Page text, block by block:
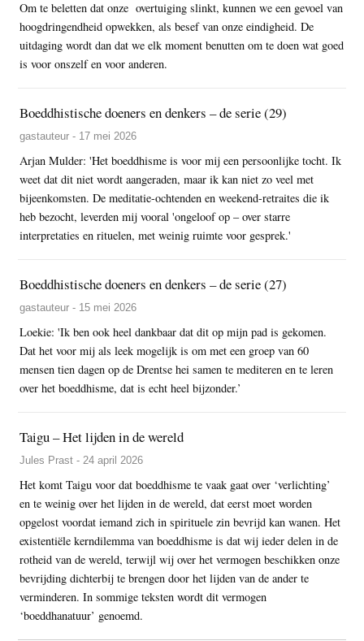
Om te beletten dat onze overtuiging slinkt, kunnen we een gevoel van
hoogdringendheid opwekken, als besef van onze eindigheid. De
uitdaging wordt dan dat we elk moment benutten om te doen wat goed
is voor onszelf en voor anderen.
Boeddhistische doeners en denkers – de serie (29)
gastauteur - 17 mei 2026
Arjan Mulder: 'Het boeddhisme is voor mij een persoonlijke tocht. Ik
weet dat dit niet wordt aangeraden, maar ik kan niet zo veel met
bijeenkomsten. De meditatie-ochtenden en weekend-retraites die ik
heb bezocht, leverden mij vooral 'ongeloof op – over starre
interpretaties en rituelen, met weinig ruimte voor gesprek.'
Boeddhistische doeners en denkers – de serie (27)
gastauteur - 15 mei 2026
Loekie: 'Ik ben ook heel dankbaar dat dit op mijn pad is gekomen.
Dat het voor mij als leek mogelijk is om met een groep van 60
mensen tien dagen op de Drentse hei samen te mediteren en te leren
over het boeddhisme, dat is echt heel bijzonder.’
Taigu – Het lijden in de wereld
Jules Prast - 24 april 2026
Het komt Taigu voor dat boeddhisme te vaak gaat over ‘verlichting’
en te weinig over het lijden in de wereld, dat eerst moet worden
opgelost voordat iemand zich in spirituele zin bevrijd kan wanen. Het
existentiële kerndilemma van boeddhisme is dat wij ieder delen in de
rotheid van de wereld, terwijl wij over het vermogen beschikken onze
bevrijding dichterbij te brengen door het lijden van de ander te
verminderen. In sommige teksten wordt dit vermogen
‘boeddhanatuur’ genoemd.